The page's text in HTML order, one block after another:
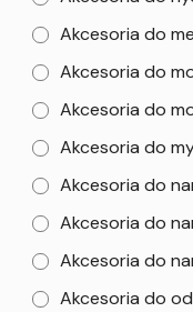
Akcesoria do
Akcesoria do
Akcesoria do
Akcesoria do
Akcesoria do
Akcesoria do
Akcesoria do
Akcesoria do